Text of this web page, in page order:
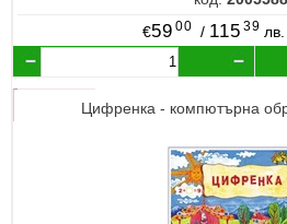
€59 00 / 115 39 лв.
Цифренка - компютърна